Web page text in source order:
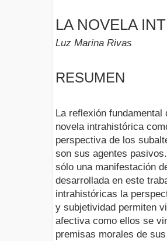
LA NOVELA
Luz Marina Rivas
RESUMEN
La reflexión
novela intrahistórica
perspectiva de los
son sus agentes
sólo una manifestación
desarrollada en este
intrahistóricas la
y subjetividad permiten
afectiva como ellos se
premisas morales de